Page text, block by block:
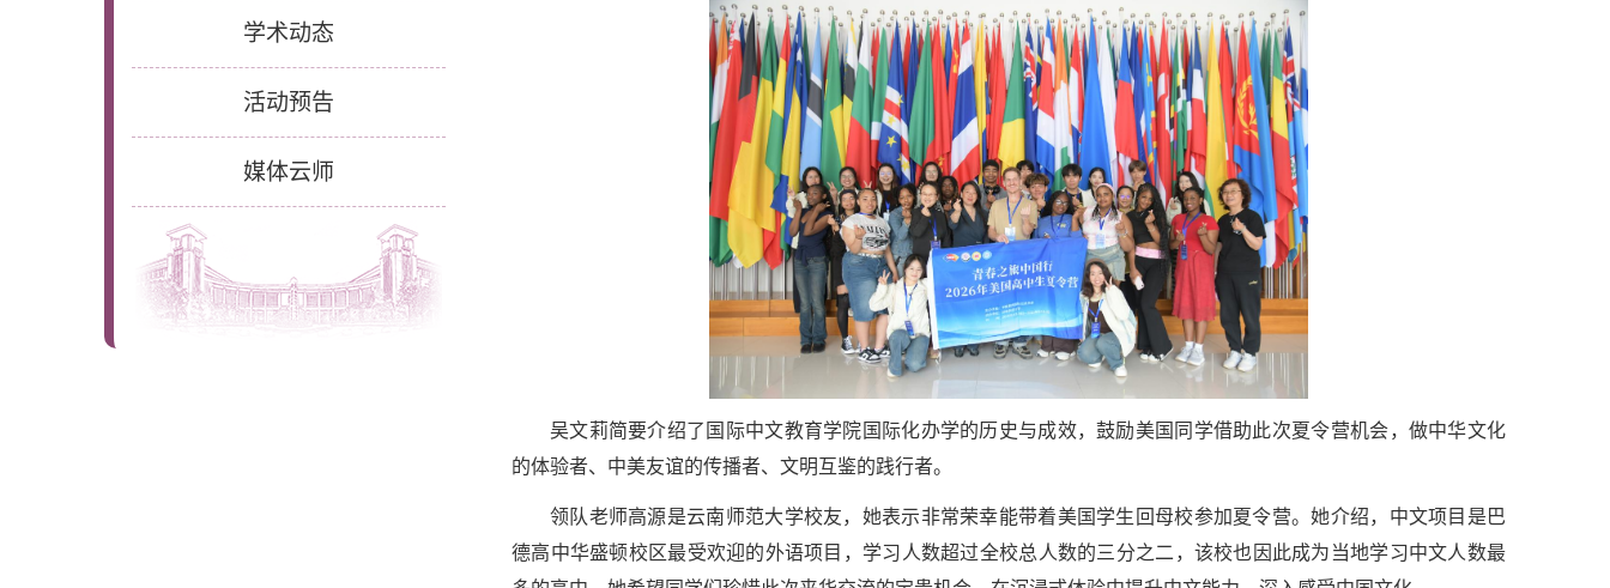
学术动态
活动预告
媒体云师
吴文莉简要介绍了国际中文教育学院国际化办学的历史与成效，鼓励美国同学借助此次夏令营机会，做中华文化
的体验者、中美友谊的传播者、文明互鉴的践行者。
领队老师高源是云南师范大学校友，她表示非常荣幸能带着美国学生回母校参加夏令营。她介绍，中文项目是巴
德高中华盛顿校区最受欢迎的外语项目，学习人数超过全校总人数的三分之二，该校也因此成为当地学习中文人数最